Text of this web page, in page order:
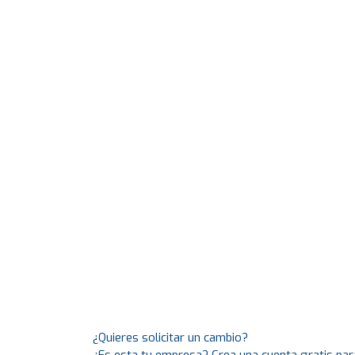
¿Quieres solicitar un cambio?